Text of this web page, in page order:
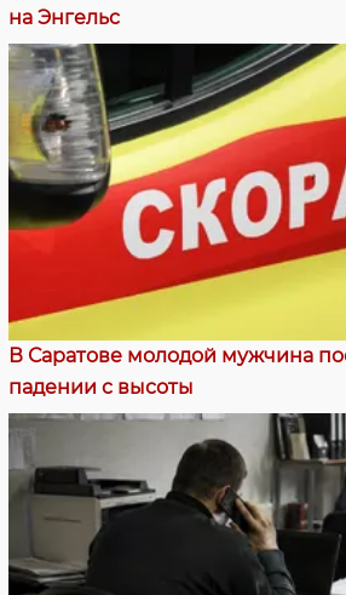
на Энгельс
В Саратове молодой мужчина
падении с высоты